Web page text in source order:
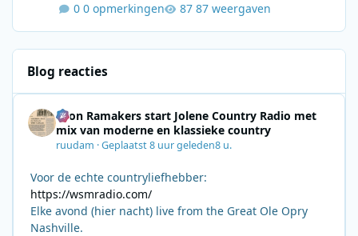
0 opmerkingen 87 weergaven
Blog reacties
Leon Ramakers start Jolene Country Radio met
mix van moderne en klassieke country
ruudam ·Geplaatst8 uur geleden8 u.
Voor de echte countryliefhebber:
https://wsmradio.com/
Elke avond (hier nacht) live from the Great Ole Opry
Nashville.